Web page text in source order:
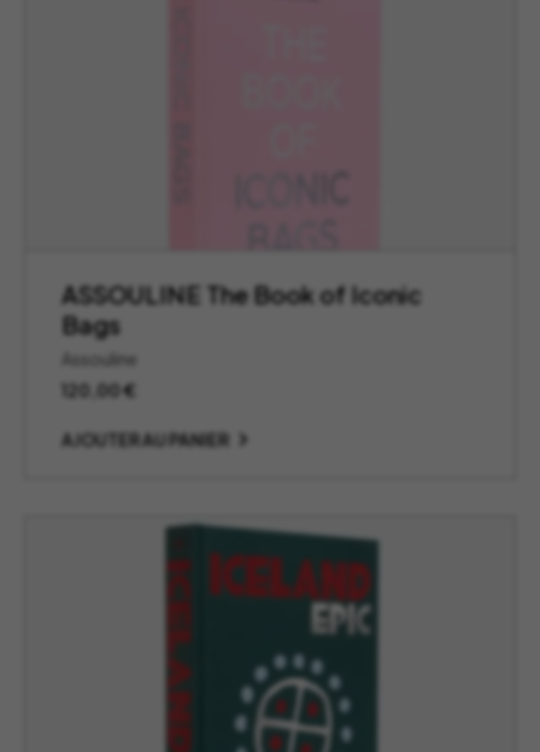
ASSOULINE The Book of Iconic
Bags
Assouline
120,00€
AJOUTER AU PANIER